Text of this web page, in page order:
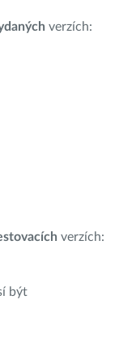
verzích:
verzích:
být